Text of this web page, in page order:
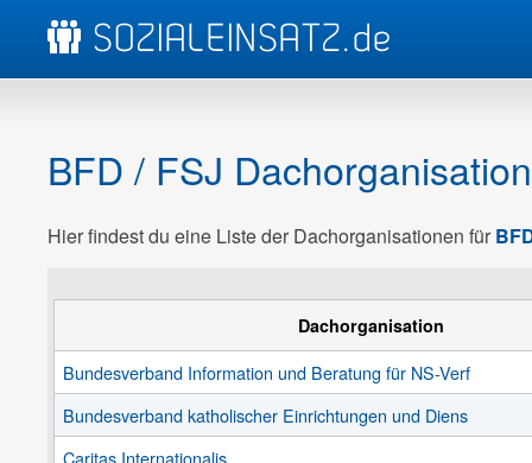
BFD / FSJ
Hier findest du eine Liste der Dachorganisationen für
Dachorganisation
Bundesverband Information und Beratung für NS-Verf
Bundesverband katholischer Einrichtungen und Diens
Caritas Internationalis